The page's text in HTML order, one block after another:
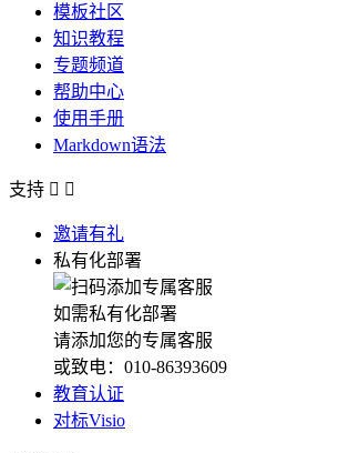
模板社区
知识教程
专题频道
帮助中心
使用手册
Markdown语法
支持  
邀请有礼
私有化部署
如需私有化部署
请添加您的专属客服
或致电：010-86393609
教育认证
对标Visio